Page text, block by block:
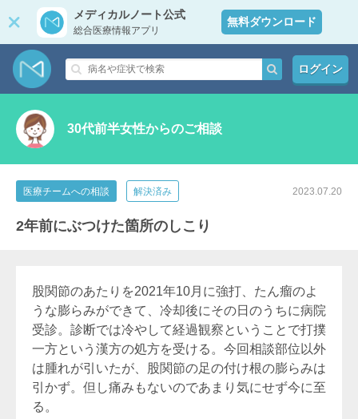
メディカルノート公式
総合医療情報アプリ
無料ダウンロード
ログイン
30代前半女性からのご相談
医療チームへの相談 解決済み 2023.07.20
2年前にぶつけた箇所のしこり
股関節のあたりを2021年10月に強打、たん瘤のよ
うな膨らみができて、冷却後にその日のうちに病院
受診。診断では冷やして経過観察ということで打撲
一方という漢方の処方を受ける。今回相談部位以外
は腫れが引いたが、股関節の足の付け根の膨らみは
引かず。但し痛みもないのであまり気にせず今に至
る。